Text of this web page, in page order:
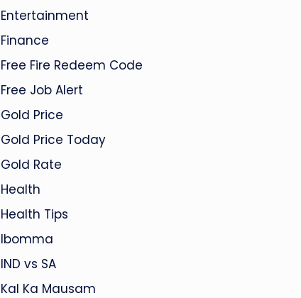
Entertainment
Finance
Free Fire Redeem Code
Free Job Alert
Gold Price
Gold Price Today
Gold Rate
Health
Health Tips
Ibomma
IND vs SA
Kal Ka Mausam